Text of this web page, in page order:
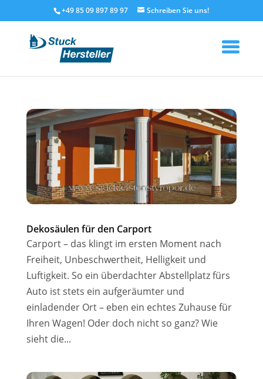
+49 85 09 897 89 97
Dekosäulen für den Carport
Carport – das klingt im ersten Moment nach
Freiheit, Unbeschwertheit, Helligkeit und
Luftigkeit. So ein überdachter Abstellplatz fürs
Auto ist stets ein aufgeräumter und
einladender Ort – eben ein echtes Zuhause für
Ihren Wagen! Oder doch nicht so ganz? Wie
sieht die...